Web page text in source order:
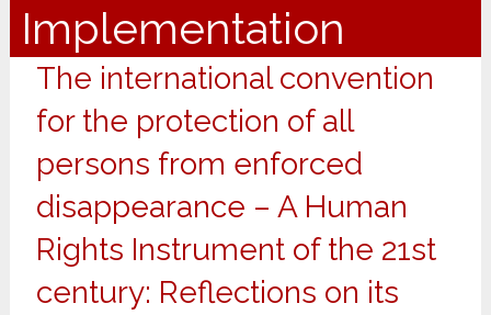
Implementation
The international convention
for the protection of all
persons from enforced
disappearance – A Human
Rights Instrument of the 21st
century: Reflections on its